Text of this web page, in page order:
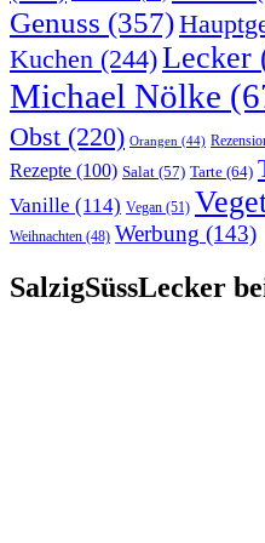
Genuss (357)
Kuchen (244)Lecker
Michael Nölke
Obst (220) Orangen (44)
Rezepte (100) Salat (57) Tarte (64)
Vanille (114) Vegan (51)
Weihnachten (48) Werbung (143)
SalzigSüssLecker